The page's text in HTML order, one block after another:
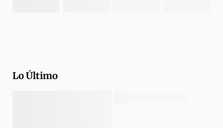
Lo Último